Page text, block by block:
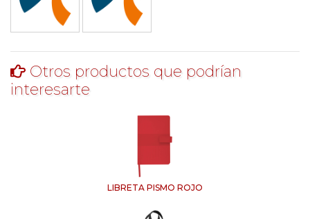
Otros productos que podrían
interesarte
LIBRETA PISMO ROJO